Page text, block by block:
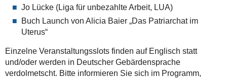
Jo Lücke (Liga für unbezahlte Arbeit, LUA)
Buch Launch von Alicia Baier „Das Patriarchat im
Uterus“
Einzelne Veranstaltungsslots finden auf Englisch statt
und/oder werden in Deutscher Gebärdensprache
verdolmetscht. Bitte informieren Sie sich im Programm,